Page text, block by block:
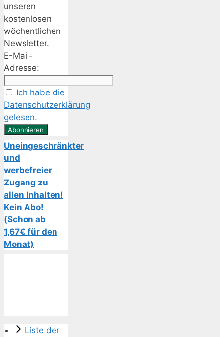
unseren
kostenlosen
wöchentlichen
Newsletter.
E-Mail-
Adresse:
Ich habe die
Datenschutzerklärung
gelesen.
Uneingeschränkter
und
werbefreier
Zugang zu
allen Inhalten!
Kein Abo!
(Schon ab
1,67€ für den
Monat)
Liste der